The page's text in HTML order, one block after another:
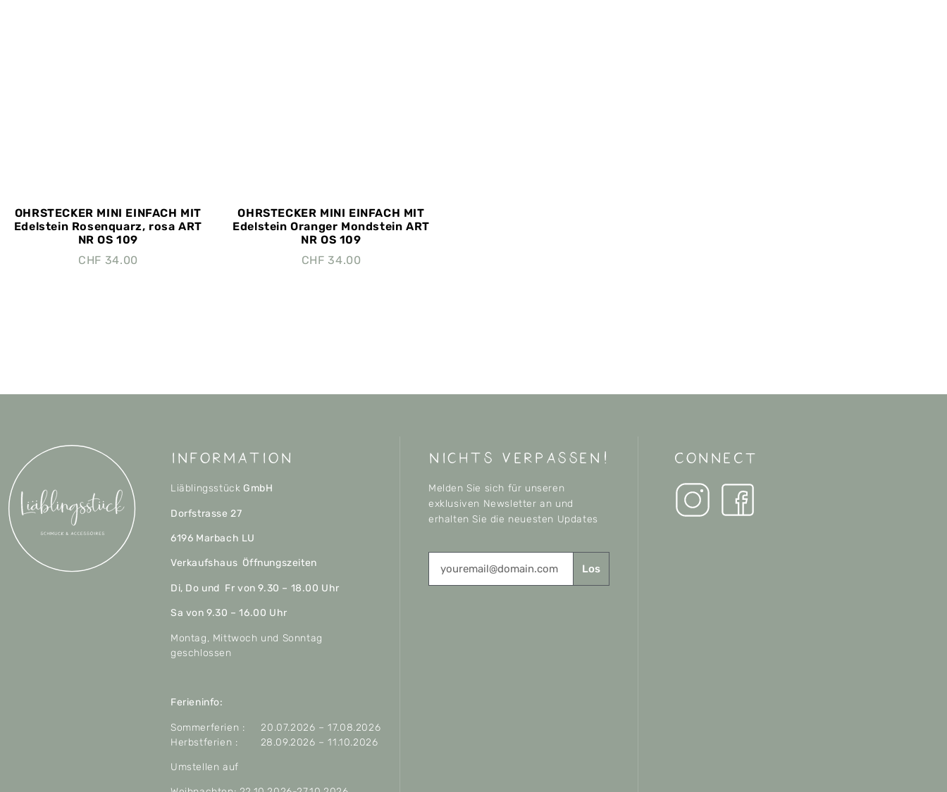
OHRSTECKER MINI EINFACH MIT
Edelstein Rosenquarz, rosa ART
NR OS 109
CHF 34.00
OHRSTECKER MINI EINFACH MIT
Edelstein Oranger Mondstein ART
NR OS 109
CHF 34.00
Information
Liäblingsstück GmbH
Dorfstrasse 27
6196 Marbach LU
Verkaufshaus Öffnungszeiten
Di, Do und Fr von 9.30 – 18.00 Uhr
Sa von 9.30 – 16.00 Uhr
Montag, Mittwoch und Sonntag
geschlossen
Ferieninfo:
Sommerferien : 20.07.2026 – 17.08.2026
Herbstferien : 28.09.2026 – 11.10.2026
Umstellen auf
nichts verpassen!
Melden Sie sich für unseren
exklusiven Newsletter an und
erhalten Sie die neuesten Updates
Los
CONNECT